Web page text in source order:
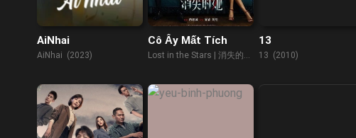
AiNhai
AiNhai (2023)
Cô Ấy Mất Tích
Lost in the Stars | 消失的她
13
13 (2010)